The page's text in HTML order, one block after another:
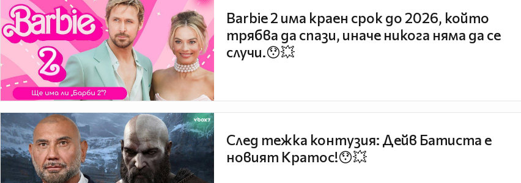
Barbie 2 има краен срок до 2026, който
трябва да спази, иначе никога няма да се
случи.😯💥
След тежка контузия: Дейв Батиста е
новият Кратос!😯💥